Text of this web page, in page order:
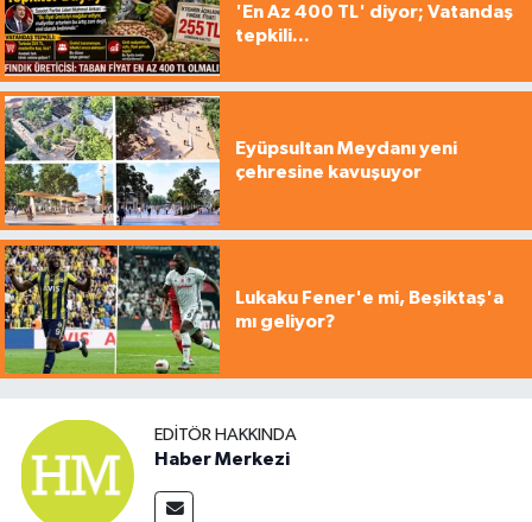
'En Az 400 TL' diyor; Vatandaş
tepkili...
Eyüpsultan Meydanı yeni
çehresine kavuşuyor
Lukaku Fener'e mi, Beşiktaş'a
mı geliyor?
EDITÖR HAKKINDA
Haber Merkezi